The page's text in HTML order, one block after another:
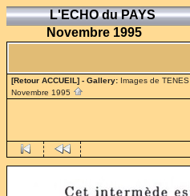
L'ECHO du PAYS
Novembre 1995
[Retour ACCUEIL] - Gallery: Images de TENES
Novembre 1995